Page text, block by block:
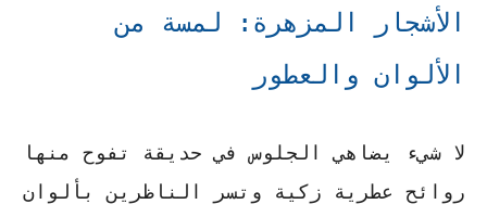
الأشجار المزهرة: لمسة من
الألوان والعطور
لا شيء يضاهي الجلوس في حديقة تفوح منها
روائح عطرية زكية وتسر الناظرين بألوان